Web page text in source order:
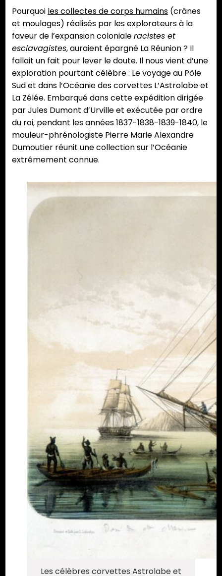
Pourquoi les collectes de corps humains (crânes
et moulages) réalisés par les explorateurs à la
faveur de l’expansion colonialeracistes et
esclavagistes, auraient épargné La Réunion ? Il
fallait un fait pour lever le doute. Il nous vient d’une
exploration pourtant célèbre : Le voyage au Pôle
Sud et dans l’Océanie des corvettes L’Astrolabe et
La Zélée. Embarqué dans cette expédition dirigée
par Jules Dumont d’Urville et exécutée par ordre
du roi, pendant les années 1837-1838-1839-1840, le
mouleur-phrénologiste Pierre Marie Alexandre
Dumoutier réunit une collection sur l’Océanie
extrêmement connue.
Les célèbres corvettes Astrolabe et